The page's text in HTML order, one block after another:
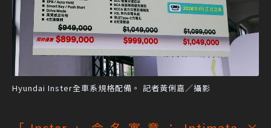
Hyundai Inster全車系規格配備。 記者黃俐嘉／攝影